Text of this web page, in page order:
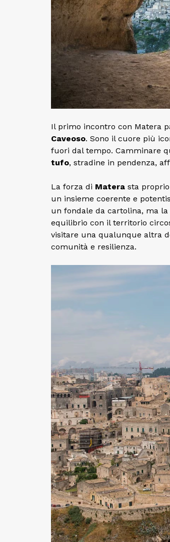
Il primo incontro con Matera
Caveoso. Sono il cuore più
fuori dal tempo. Camminare
tufo, stradine in pendenza,
La forza di Matera sta
un insieme coerente e
un fondale da cartolina, ma
equilibrio con il territorio
visitare una qualunque altra
comunità e resilienza.